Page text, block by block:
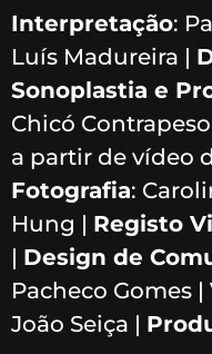
Interpretação:
Luís Madureira |
Sonoplastia e
Chicó
a partir de vídeo
Fotografia:
Hung | Registo
| Design de
Pacheco Gomes |
João Seiça |